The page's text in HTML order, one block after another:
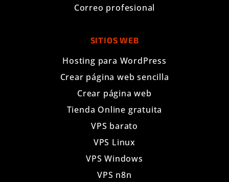
Correo profesional
SITIOS WEB
Hosting para WordPress
Crear página web sencilla
Crear página web
Tienda Online gratuita
VPS barato
VPS Linux
VPS Windows
VPS n8n